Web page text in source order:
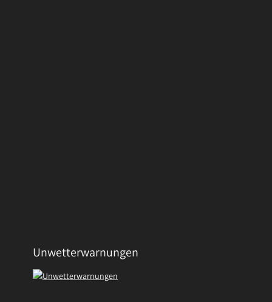
Unwetterwarnungen